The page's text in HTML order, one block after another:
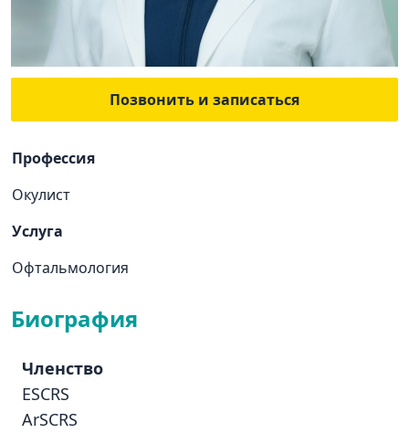
Позвонить и записаться
Профессия
Окулист
Услуга
Офтальмология
Биография
Членство
ESCRS
ArSCRS